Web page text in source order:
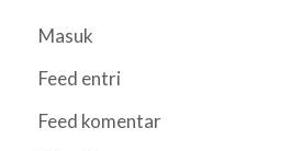
Masuk
Feed entri
Feed komentar